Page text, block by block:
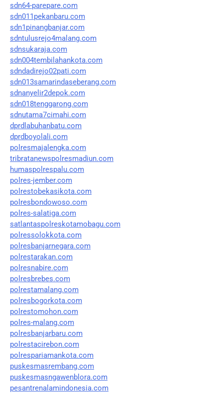
sdn64-parepare.com
sdn011pekanbaru.com
sdn1pinangbanjar.com
sdntulusrejo4malang.com
sdnsukaraja.com
sdn004tembilahankota.com
sdndadirejo02pati.com
sdn013samarindaseberang.com
sdnanyelir2depok.com
sdn018tenggarong.com
sdnutama7cimahi.com
dprdlabuhanbatu.com
dprdboyolali.com
polresmajalengka.com
tribratanewspolresmadiun.com
humaspolrespalu.com
polres-jember.com
polrestobekasikota.com
polresbondowoso.com
polres-salatiga.com
satlantaspolreskotamobagu.com
polressolokkota.com
polresbanjarnegara.com
polrestarakan.com
polresnabire.com
polresbrebes.com
polrestamalang.com
polresbogorkota.com
polrestomohon.com
polres-malang.com
polresbanjarbaru.com
polrestacirebon.com
polrespariamankota.com
puskesmasrembang.com
puskesmasngawenblora.com
pesantrenalamindonesia.com